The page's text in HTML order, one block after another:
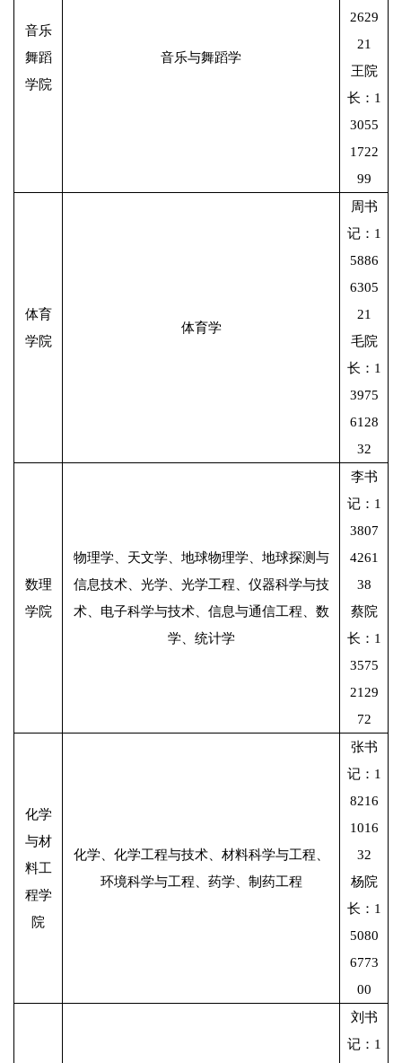
音乐
舞蹈
学院
音乐与舞蹈学
2629
21
王院
长：1
3055
1722
99
体育
学院
体育学
周书
记：1
5886
6305
21
毛院
长：1
3975
6128
32
数理
学院
物理学、天文学、地球物理学、地球探测与
信息技术、光学、光学工程、仪器科学与技
术、电子科学与技术、信息与通信工程、数
学、统计学
李书
记：1
3807
4261
38
蔡院
长：1
3575
2129
72
化学
与材
料工
程学
院
化学、化学工程与技术、材料科学与工程、
环境科学与工程、药学、制药工程
张书
记：1
8216
1016
32
杨院
长：1
5080
6773
00
刘书
记：1